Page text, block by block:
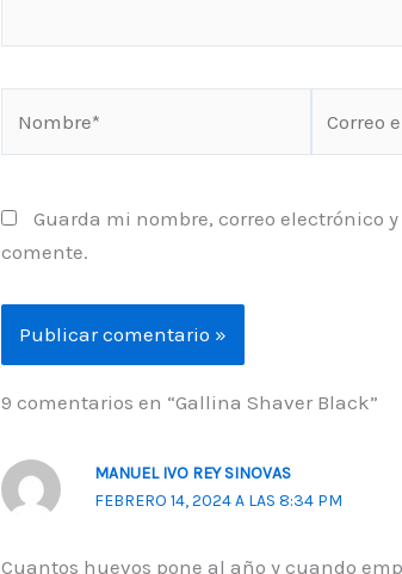
Guarda mi nombre, correo electrónico
comente.
9 comentarios en “Gallina Shaver Black”
MANUEL IVO REY SINOVAS
FEBRERO 14, 2024 A LAS 8:34 PM
Cuantos huevos pone al año y cuando